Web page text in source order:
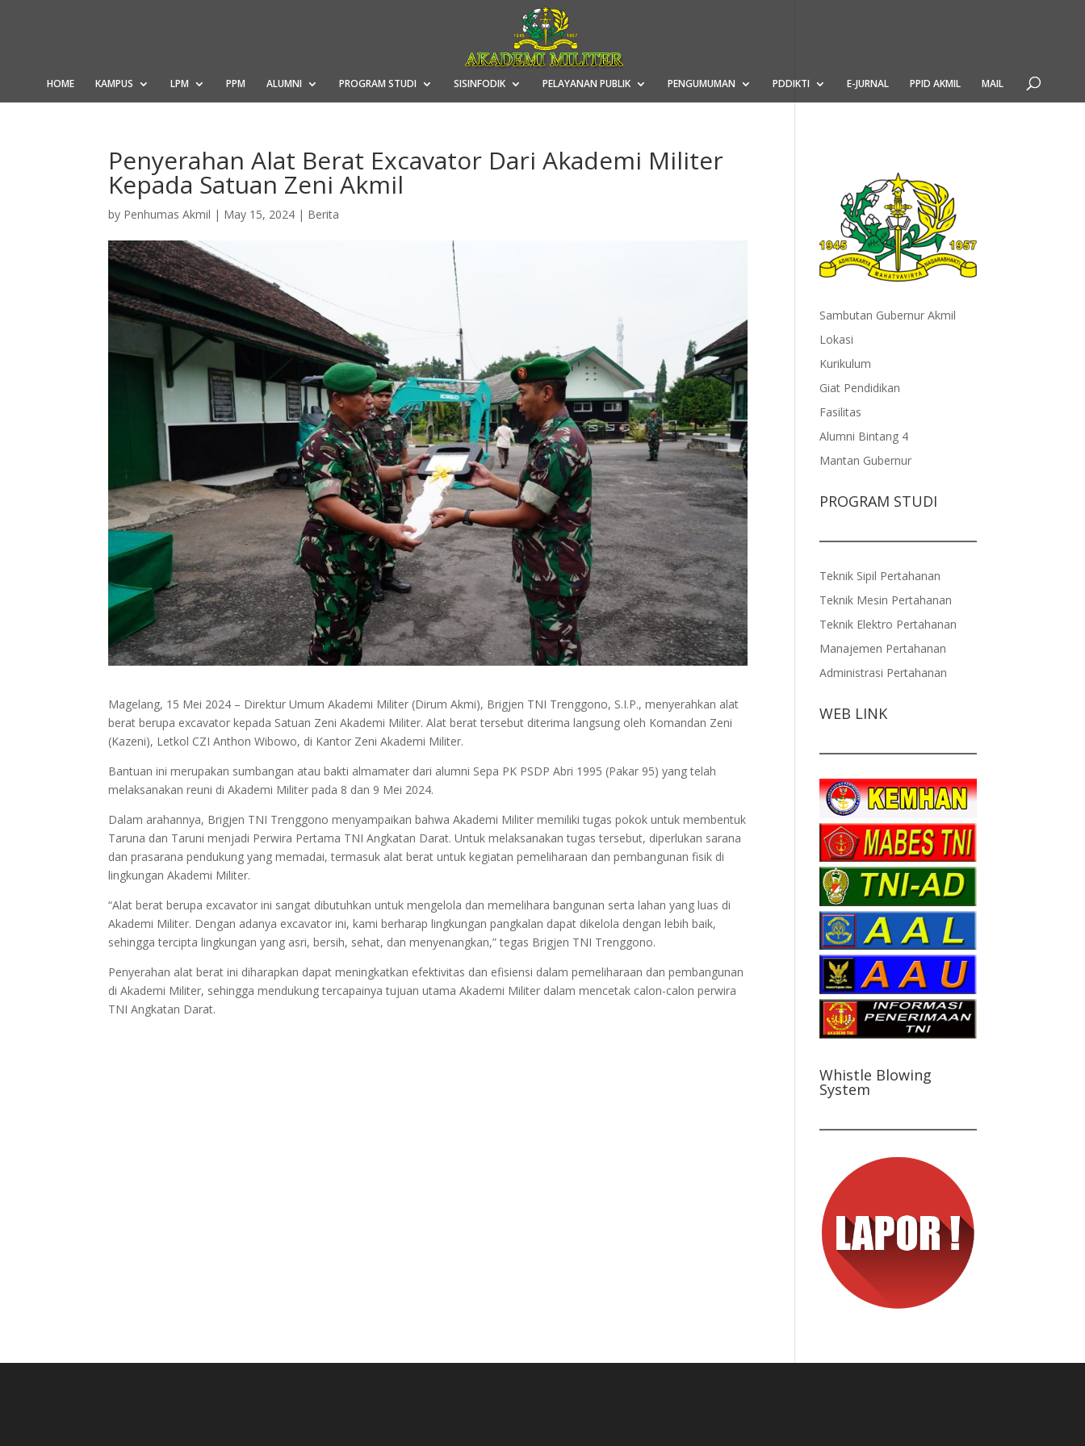
HOME KAMPUS LPM PPM ALUMNI PROGRAM STUDI SISINFODIK PELAYANAN PUBLIK PENGUMUMAN PDDIKTI E-JURNAL PPID AKMIL MAIL
Penyerahan Alat Berat Excavator Dari Akademi Militer
Kepada Satuan Zeni Akmil
by Penhumas Akmil | May 15, 2024 | Berita
Magelang, 15 Mei 2024 – Direktur Umum Akademi Militer (Dirum Akmi), Brigjen TNI Trenggono, S.I.P., menyerahkan alat
berat berupa excavator kepada Satuan Zeni Akademi Militer. Alat berat tersebut diterima langsung oleh Komandan Zeni
(Kazeni), Letkol CZI Anthon Wibowo, di Kantor Zeni Akademi Militer.
Bantuan ini merupakan sumbangan atau bakti almamater dari alumni Sepa PK PSDP Abri 1995 (Pakar 95) yang telah
melaksanakan reuni di Akademi Militer pada 8 dan 9 Mei 2024.
Dalam arahannya, Brigjen TNI Trenggono menyampaikan bahwa Akademi Militer memiliki tugas pokok untuk membentuk
Taruna dan Taruni menjadi Perwira Pertama TNI Angkatan Darat. Untuk melaksanakan tugas tersebut, diperlukan sarana
dan prasarana pendukung yang memadai, termasuk alat berat untuk kegiatan pemeliharaan dan pembangunan fisik di
lingkungan Akademi Militer.
“Alat berat berupa excavator ini sangat dibutuhkan untuk mengelola dan memelihara bangunan serta lahan yang luas di
Akademi Militer. Dengan adanya excavator ini, kami berharap lingkungan pangkalan dapat dikelola dengan lebih baik,
sehingga tercipta lingkungan yang asri, bersih, sehat, dan menyenangkan,” tegas Brigjen TNI Trenggono.
Penyerahan alat berat ini diharapkan dapat meningkatkan efektivitas dan efisiensi dalam pemeliharaan dan pembangunan
di Akademi Militer, sehingga mendukung tercapainya tujuan utama Akademi Militer dalam mencetak calon-calon perwira
TNI Angkatan Darat.
Sambutan Gubernur Akmil
Lokasi
Kurikulum
Giat Pendidikan
Fasilitas
Alumni Bintang 4
Mantan Gubernur
PROGRAM STUDI
Teknik Sipil Pertahanan
Teknik Mesin Pertahanan
Teknik Elektro Pertahanan
Manajemen Pertahanan
Administrasi Pertahanan
WEB LINK
Whistle Blowing
System